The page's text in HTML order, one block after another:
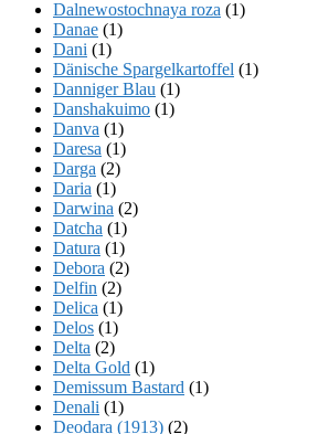
Dalnewostochnaya roza (1)
Danae (1)
Dani (1)
Dänische Spargelkartoffel (1)
Danniger Blau (1)
Danshakuimo (1)
Danva (1)
Daresa (1)
Darga (2)
Daria (1)
Darwina (2)
Datcha (1)
Datura (1)
Debora (2)
Delfin (2)
Delica (1)
Delos (1)
Delta (2)
Delta Gold (1)
Demissum Bastard (1)
Denali (1)
Deodara (1913) (2)